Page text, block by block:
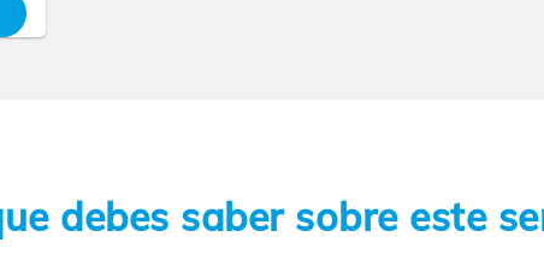
debes saber sobre este